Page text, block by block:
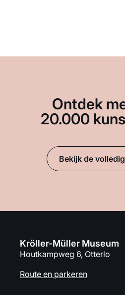
Ontdek
20.000
Bekijk de
Kröller-Müller Museum
Houtkampweg 6, Otterlo
Route en parkeren